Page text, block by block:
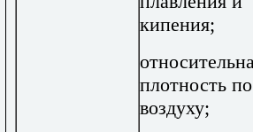
кипения;
плотность по
воздуху;